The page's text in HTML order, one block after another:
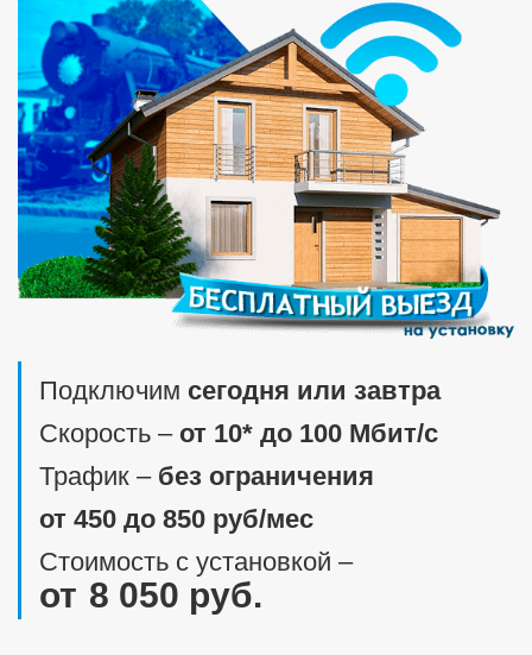
Подключим сегодня или завтра
Скорость ‒ от 10* до 100 Мбит/c
Трафик ‒ без ограничения
от 450 до 850 руб/мес
Стоимость с установкой ‒
8 050 руб.